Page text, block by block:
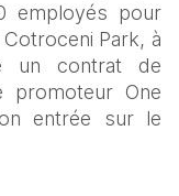
employés pour
Park, à
un contrat de
promoteur One
entrée sur le